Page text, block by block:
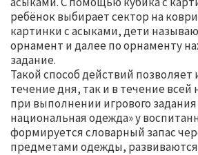
ребёнок выбирает сектор на
картинки с асыками, дети
орнамент и далее по орнаменту
задание.
Такой способ действий позволяет
течение дня, так и в течение
при выполнении игрового задания
национальная одежда» у
формируется словарный запас
предметами одежды,